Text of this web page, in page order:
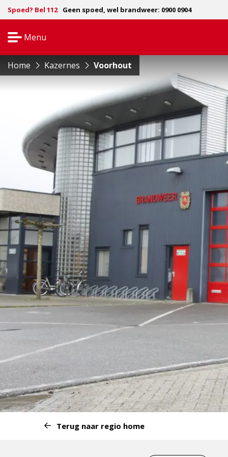
Spoed? Bel 112 Geen spoed, wel brandweer: 0900 0904
Menu
navigatie
Home Kazernes Voorhout
van Terug naar regio home